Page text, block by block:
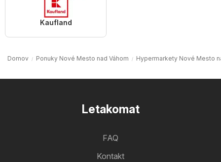
Kaufland
Domov Ponuky Nové Mesto nad Váhom Hypermarkety Nové Mesto
Letakomat
FAQ
Kontakt